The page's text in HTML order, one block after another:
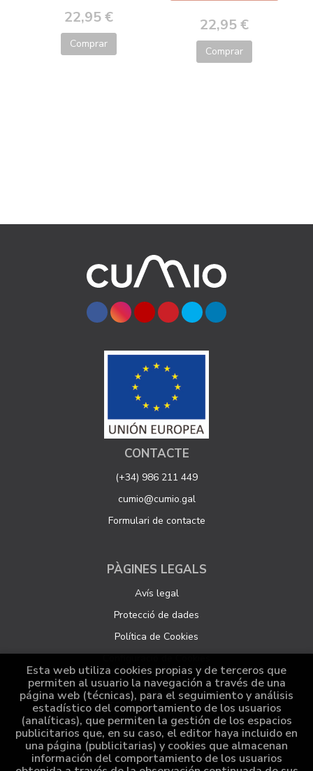
22,95 €
Comprar
22,95 €
Comprar
CONTACTE
(+34) 986 211 449
cumio@cumio.gal
Formulari de contacte
PÀGINES LEGALS
Avís legal
Protecció de dades
Política de Cookies
ATENCIÓ AL CLIENT
Qui som
Comandes especials
Esta web utiliza cookies propias y de terceros que
permiten al usuario la navegación a través de una
página web (técnicas), para el seguimiento y análisis
estadístico del comportamiento de los usuarios
(analíticas), que permiten la gestión de los espacios
publicitarios que, en su caso, el editor haya incluido en
una página (publicitarias) y cookies que almacenan
información del comportamiento de los usuarios